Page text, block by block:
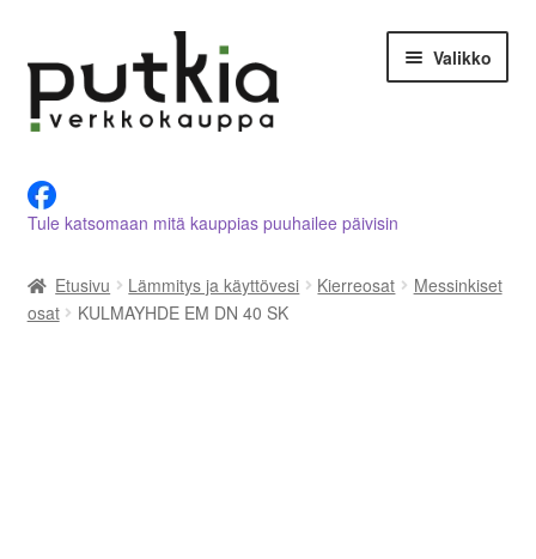
navigointiin
sisältöön
Valikko
Tietoja meistä
Asiakastilini
Tule katsomaan mitä kauppias puuhailee päivisin
Etusivu Lämmitys ja käyttövesi Kierreosat
Messinkiset
osat
KULMAYHDE EM DN 40 SK